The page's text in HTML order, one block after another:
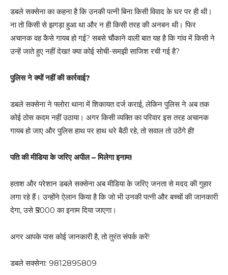
डबले सक्सेना का कहना है कि उनकी पत्नी बिना किसी विवाद के घर पर ही थी।
ना तो किसी से झगड़ा हुआ था और न ही किसी तरह की अनबन थी। फिर
अचानक वह कैसे गायब हो गई? सबसे चौंकाने वाली बात यह है कि गांव में किसी ने
उन्हें जाते हुए नहीं देखा! क्या कोई सोची-समझी साजिश रची गई है?
पुलिस ने क्यों नहीं की कार्रवाई?
डबले सक्सेना ने फ्लोरा थाना में शिकायत दर्ज कराई, लेकिन पुलिस ने अब तक
कोई ठोस कदम नहीं उठाया। अगर किसी व्यक्ति का परिवार इस तरह अचानक
गायब हो जाए और पुलिस हाथ पर हाथ धरे बैठी रहे, तो सवाल तो उठेंगे ही!
पति की मीडिया के जरिए अपील – मिलेगा इनाम!
हताश और परेशान डबले सक्सेना अब मीडिया के जरिए जनता से मदद की गुहार
लगा रहे हैं। उन्होंने ऐलान किया है कि जो भी उनकी पत्नी और बच्चों की जानकारी
देगा, उसे ₹5000 का इनाम दिया जाएगा।
अगर आपके पास कोई जानकारी है, तो तुरंत संपर्क करें!
डबले सक्सेना: 9812895809